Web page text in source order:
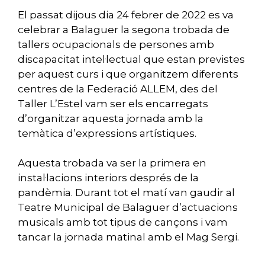
El passat dijous dia 24 febrer de 2022 es va
celebrar a Balaguer la segona trobada de
tallers ocupacionals de persones amb
discapacitat intel·lectual que estan previstes
per aquest curs i que organitzem diferents
centres de la Federació ALLEM, des del
Taller L’Estel vam ser els encarregats
d’organitzar aquesta jornada amb la
temàtica d’expressions artístiques.
Aquesta trobada va ser la primera en
instal·lacions interiors després de la
pandèmia. Durant tot el matí van gaudir al
Teatre Municipal de Balaguer d’actuacions
musicals amb tot tipus de cançons i vam
tancar la jornada matinal amb el Mag Sergi.